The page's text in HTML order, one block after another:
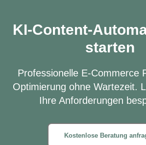
KI-Content-
starten
Professionelle E-Commerce
Optimierung ohne Wartezeit.
Ihre Anforderungen
Kostenlose Beratung